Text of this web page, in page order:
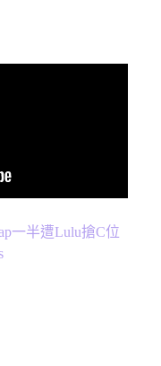
一半遭Lulu搶C位